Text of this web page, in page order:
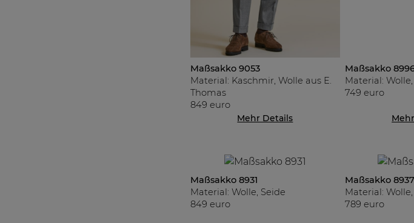
Maßsakko 9053
Material: Kaschmir, Wolle aus E.
Thomas
849 euro
Mehr Details
Maßsakko
Material:
749 euro
Maßsakko 8931
Material: Wolle, Seide
849 euro
Maßsakko 8937
Material:
789 euro